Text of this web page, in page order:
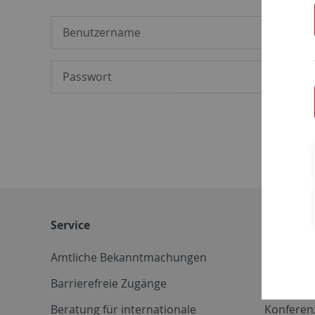
Service
Amtliche Bekanntmachungen
Barrierefreie Zugänge
Beratung für internationale